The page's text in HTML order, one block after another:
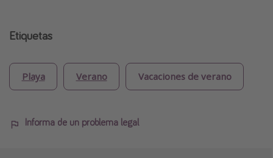
Etiquetas
Playa Verano Vacaciones de verano
Informa de un problema legal